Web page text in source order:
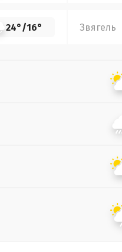
24°/16° Звягель